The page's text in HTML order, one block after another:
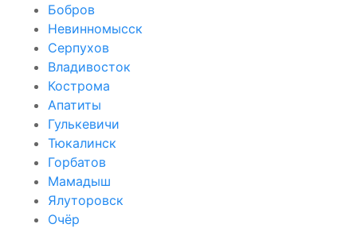
Бобров
Невинномысск
Серпухов
Владивосток
Кострома
Апатиты
Гулькевичи
Тюкалинск
Горбатов
Мамадыш
Ялуторовск
Очёр